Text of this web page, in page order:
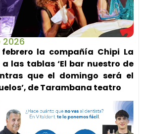
2026
la compañía Chipi La
las tablas ‘El bar nuestro de
que el domingo será el
de Tarambana teatro